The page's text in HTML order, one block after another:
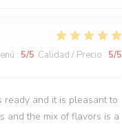
: 5/5 Calidad / Precio : 5/5
and it is pleasant to
and the mix of flavors is a